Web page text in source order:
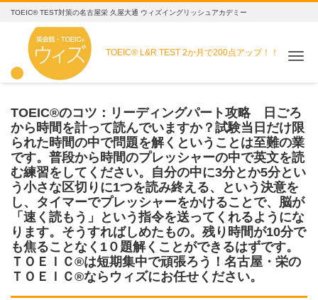
TOEIC® TEST対策の名古屋栄 久屋大通 ウィズイングリッシュアカデミー
TOEIC® L&R TEST2か月で200点アップ！！
TOEIC®のコツ：リーディングパート攻略 日ごろ
から時間を計って読んでいますか？試験当日だけ限
られた時間の中で問題を解くということは至難の業
です。普段から時間のプレッシャーの中で英文を読
む練習をしてください。自分の中に3分とか5分とい
う小さな区切りに1つを読み終える、という決意を
し、タイマーでプレッシャーをかけることで、脳が
「速く読もう」という指令を送ってくれるようにな
ります。そうすればしめたもの。残り時間が10分で
も焦ることなく1０題解くことができるはずです。
ＴＯＥＩＣ®は短期集中で頑張ろう！名古屋・栄の
ＴＯＥＩＣ®ならウィズにお任せください。